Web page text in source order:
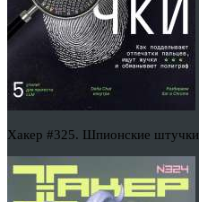
Хакер #325. Шпионские штучки